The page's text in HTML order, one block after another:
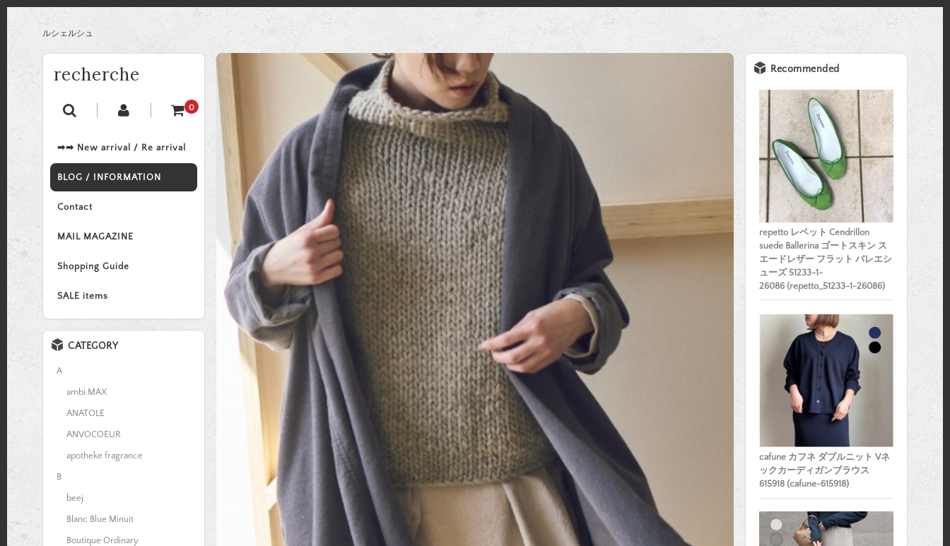
ルシェルシュ
recherche
0
➡➡ New arrival / Re arrival
BLOG / INFORMATION
Contact
MAIL MAGAZINE
Shopping Guide
SALE items
Recommended
repetto レペット Cendrillon
suede Ballerina ゴートスキン ス
エードレザー フラット バレエシ
ューズ 51233-1-
26086 (repetto_51233-1-26086)
cafune カフネ ダブルニット Vネ
ックカーディガンブラウス
615918 (cafune-615918)
CATEGORY
A
ambi.MAX
ANATOLE
ANVOCOEUR
apotheke fragrance
B
beej
Blanc Blue Minuit
Boutique Ordinary